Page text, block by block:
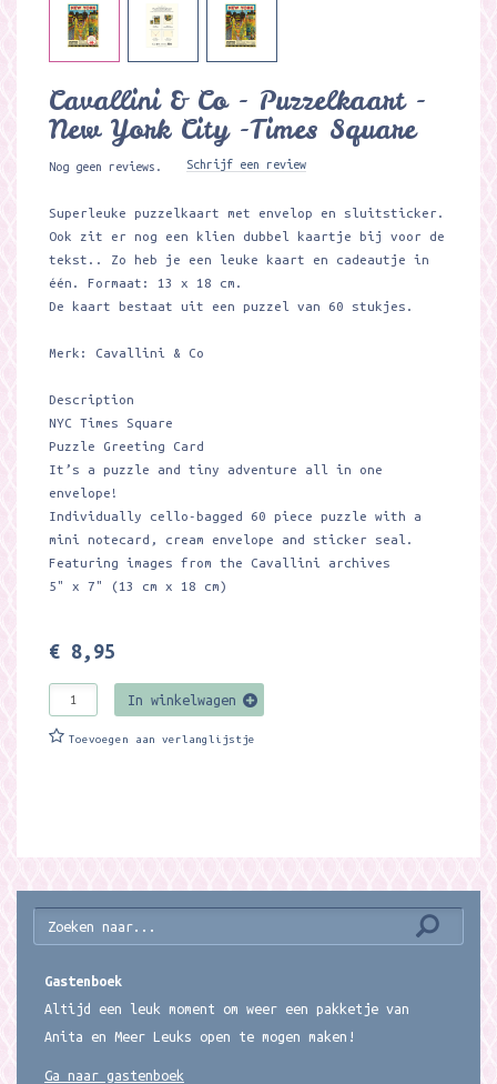
Cavallini & Co - Puzzelkaart -
New York City -Times Square
Nog geen reviews. Schrijf een review
Superleuke puzzelkaart met envelop en sluitsticker.
Ook zit er nog een klien dubbel kaartje bij voor de
tekst.. Zo heb je een leuke kaart en cadeautje in
één. Formaat: 13 x 18 cm.
De kaart bestaat uit een puzzel van 60 stukjes.
Merk: Cavallini & Co
Description
NYC Times Square
Puzzle Greeting Card
It’s a puzzle and tiny adventure all in one
envelope!
Individually cello-bagged 60 piece puzzle with a
mini notecard, cream envelope and sticker seal.
Featuring images from the Cavallini archives
5" x 7" (13 cm x 18 cm)
€ 8,95
In winkelwagen
Toevoegen aan verlanglijstje
Gastenboek
Altijd een leuk moment om weer een pakketje van
Anita en Meer Leuks open te mogen maken!
Ga naar gastenboek